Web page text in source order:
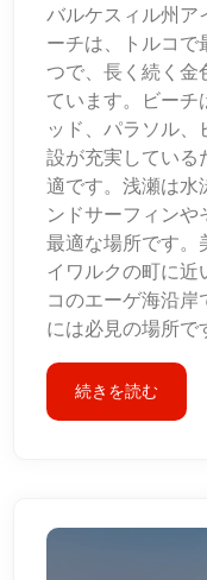
バルケスィル州ア
ーチは、トルコで
つで、長く続く金
ています。ビー
ッド、パラソル
設が充実している
適です。浅瀬は水
ンドサーフィン
最適な場所です。
イワルクの町に
コのエーゲ海沿
には必見の場所で
続きを読む